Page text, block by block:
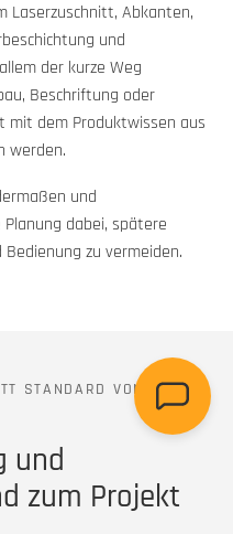
Laserzuschnitt, Abkanten,
und
der kurze Weg
Beschriftung oder
dem Produktwissen aus
werden.
und
dabei, spätere
zu vermeiden.
STANDARD VON DER
und
zum Projekt